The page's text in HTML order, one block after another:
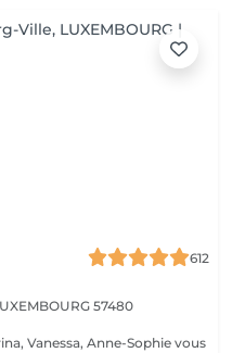
612
57480
Vanessa, Anne-Sophie vous